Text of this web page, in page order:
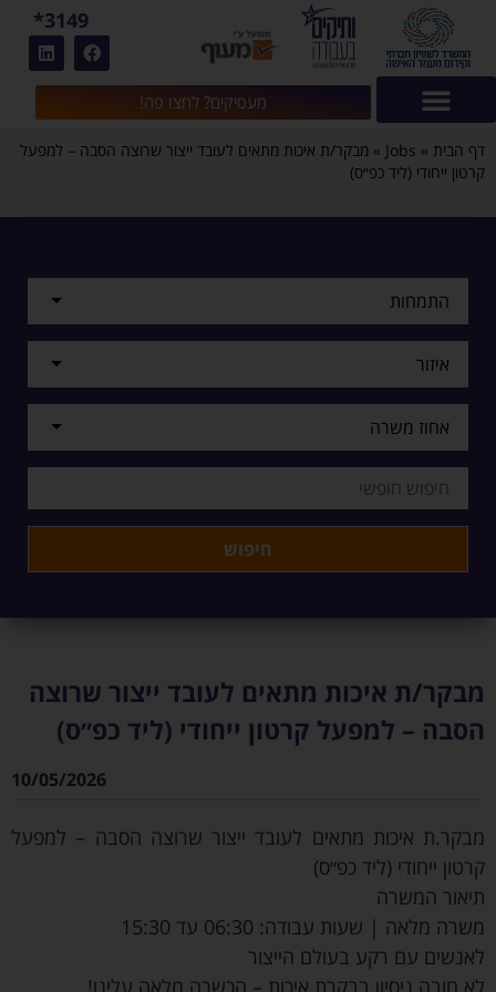
מעסיקים? לחצו פה!
3149*
דף הבית »
Jobs
» מבקר/ת איכות מתאים לעובד ייצור שרוצה הסבה – למפעל
קרטון ייחודי (ליד כפ״ס)
התמחות
איזור
אחוז משרה
מבקר/ת איכות מתאים לעובד ייצור שרוצה
הסבה – למפעל קרטון ייחודי (ליד כפ״ס)
10/05/2026
מבקר.ת איכות מתאים לעובד ייצור שרוצה הסבה – למפעל
קרטון ייחודי (ליד כפ״ס)
תיאור המשרה
משרה מלאה | שעות עבודה: 06:30 עד 15:30
לאנשים עם רקע בעולם הייצור
לא חובה ניסיון בבקרת איכות – הכשרה מלאה עלינו!